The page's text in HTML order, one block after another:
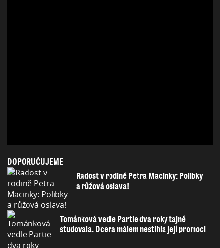
DOPORUČUJEME
Radost v rodině Petra Macinky: Polibky
a růžová oslava!
Tománková vedle Partie dva roky tajně
studovala. Dcera málem nestihla její promoci